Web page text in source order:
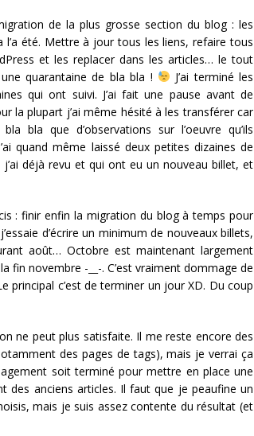
de la plus grosse section du blog : les
été. Mettre à jour tous les liens, refaire tous
et les replacer dans les articles… le tout
quarantaine de bla bla !
J’ai terminé les
qui ont suivi. J’ai fait une pause avant de
la plupart j’ai même hésité à les transférer car
bla que d’observations sur l’oeuvre qu’ils
quand même laissé deux petites dizaines de
déjà revu et qui ont eu un nouveau billet, et
: finir enfin la migration du blog à temps pour
d’écrire un minimum de nouveaux billets,
août… Octobre est maintenant largement
fin novembre -__-. C’est vraiment dommage de
principal c’est de terminer un jour XD. Du coup
ne peut plus satisfaite. Il me reste encore des
des pages de tags), mais je verrai ça
soit terminé pour mettre en place une
des anciens articles. Il faut que je peaufine un
mais je suis assez contente du résultat (et